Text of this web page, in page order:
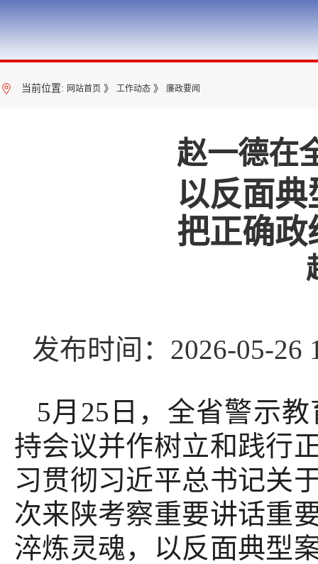
当前位置: 网站首页 》 工作动态 》 廉政要闻
赵一德在
以反面
把正确政
发布时间：2026-05-
5月25日，全省警示
持会议并作树立和践行
习贯彻习近平总书记关
次来陕考察重要讲话重
淬炼灵魂，以反面典型